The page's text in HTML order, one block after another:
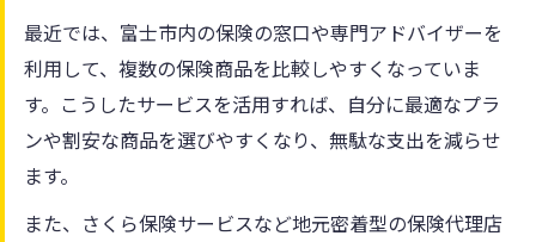
最近では、富士市内の保険の窓口や専門アドバイザーを
利用して、複数の保険商品を比較しやすくなっていま
す。こうしたサービスを活用すれば、自分に最適なプラ
ンや割安な商品を選びやすくなり、無駄な支出を減らせ
ます。
また、さくら保険サービスなど地元密着型の保険代理店